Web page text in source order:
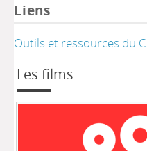
Liens
Outils et ressources du
Les films